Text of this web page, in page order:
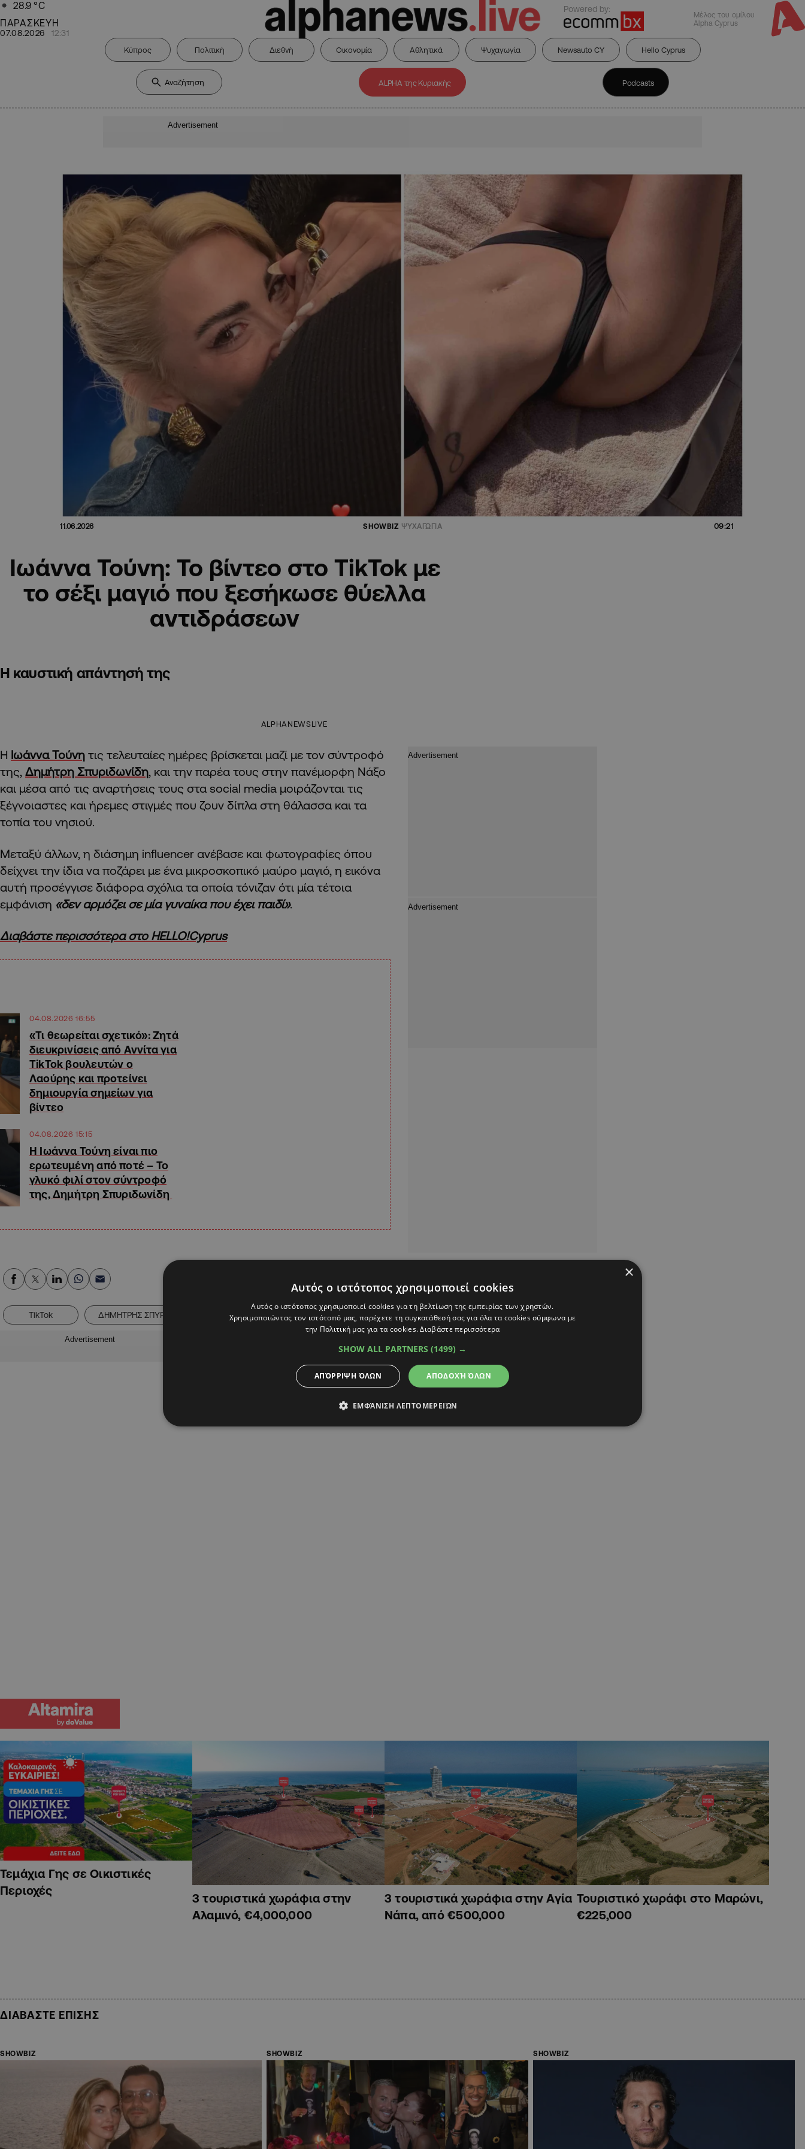
28.9 °C
ΠΑΡΑΣΚΕΥΗ
07.08.2026 12:31
Powered by:
Μέλος του ομίλου
Alpha Cyprus
Κύπρος Πολιτική Διεθνή Οικονομία Αθλητικά Ψυχαγωγία Newsauto CY Hello Cyprus
ALPHA της Κυριακής Podcasts
Advertisement
11.06.2026 SHOWBIZ ΨΥΧΑΓΩΓΙΑ 09:21
Ιωάννα Τούνη: Το βίντεο στο TikTok με
το σέξι μαγιό που ξεσήκωσε θύελλα
αντιδράσεων
Η καυστική απάντησή της
ALPHANEWSLIVE
Η Ιωάννα Τούνη τις τελευταίες ημέρες βρίσκεται μαζί με τον σύντροφό
της, Δημήτρη Σπυριδωνίδη, και την παρέα τους στην πανέμορφη Νάξο
και μέσα από τις αναρτήσεις τους στα social media μοιράζονται τις
ξέγνοιαστες και ήρεμες στιγμές που ζουν δίπλα στη θάλασσα και τα
τοπία του νησιού.
Μεταξύ άλλων, η διάσημη influencer ανέβασε και φωτογραφίες όπου
δείχνει την ίδια να ποζάρει με ένα μικροσκοπικό μαύρο μαγιό, η εικόνα
αυτή προσέγγισε διάφορα σχόλια τα οποία τόνιζαν ότι μία τέτοια
εμφάνιση «δεν αρμόζει σε μία γυναίκα που έχει παιδί».
Διαβάστε περισσότερα στο HELLO!Cyprus
04.08.2026 16:55
«Τι θεωρείται σχετικό»: Ζητά
διευκρινίσεις από Αννίτα για
TikTok βουλευτών ο
Λαούρης και προτείνει
δημιουργία σημείων για
βίντεο
04.08.2026 15:15
H Ιωάννα Τούνη είναι πιο
ερωτευμένη από ποτέ – Το
γλυκό φιλί στον σύντροφό
της, Δημήτρη Σπυριδωνίδη
TikTok ΔΗΜΗΤΡΗΣ ΣΠΥΡΙΔΩΝΙΔΗΣ ΔΙΑΚΟΠΕΣ ΙΩΑΝΝΑ ΤΟΥΝΗ ΝΑΞΟΣ
Advertisement
Τεμάχια Γης σε Οικιστικές
Περιοχές
3 τουριστικά χωράφια στην
Αλαμινό, €4,000,000
3 τουριστικά χωράφια στην Αγία
Νάπα, από €500,000
Τουριστικό χωράφι στο Μαρώνι,
€225,000
ΔΙΑΒΑΣΤΕ ΕΠΙΣΗΣ
SHOWBIZ SHOWBIZ SHOWBIZ
×
Αυτός ο ιστότοπος χρησιμοποιεί cookies
Αυτός ο ιστότοπος χρησιμοποιεί cookies για τη βελτίωση της εμπειρίας των χρηστών.
Χρησιμοποιώντας τον ιστότοπό μας, παρέχετε τη συγκατάθεσή σας για όλα τα cookies σύμφωνα με
την Πολιτική μας για τα cookies.Διαβάστε περισσότερα
SHOW ALL PARTNERS (1499) →
ΑΠΟΔΟΧΉ ΌΛΩΝ
ΑΠΌΡΡΙΨΗ ΌΛΩΝ
ΕΜΦΆΝΙΣΗ ΛΕΠΤΟΜΕΡΕΙΏΝ